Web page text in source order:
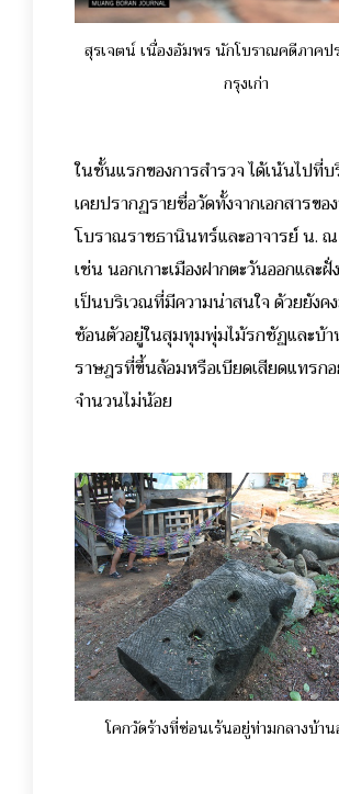
สุรเจตน์ เนื่องอัมพร นักโบราณคดีภาค
กรุงเก่า
ในชั้นแรกของการสำรวจ ได้เน้นไปที่
เคยปรากฏรายชื่อวัดทั้งจากเอกสารขอ
โบราณราชธานินทร์และอาจารย์ น.
เช่น นอกเกาะเมืองฝากตะวันออกและฝั่
เป็นบริเวณที่มีความน่าสนใจ ด้วยยังค
ซ้อนตัวอยู่ในสุมทุมพุ่มไม้รกชัฏและบ้า
ราษฎรที่ขึ้นล้อมหรือเบียดเสียดแทรก
จำนวนไม่น้อย
โคกวัดร้างที่ซ่อนเร้นอยู่ท่ามกลางบ้า